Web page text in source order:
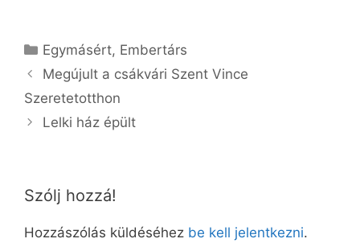
Kategória
Egymásért, Embertárs
Megújult a csákvári Szent Vince
Szeretetotthon
Lelki ház épült
Szólj hozzá!
Hozzászólás küldéséhez be kell jelentkezni.